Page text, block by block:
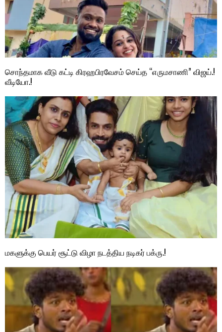
சொந்தமாக வீடு கட்டி கிரஹபிரவேசம் செய்த “எருமசாணி” விஜய்.!
வீடியோ.!
மகளுக்கு பெயர் சூட்டு விழா நடத்திய நடிகர் பக்ரு.!